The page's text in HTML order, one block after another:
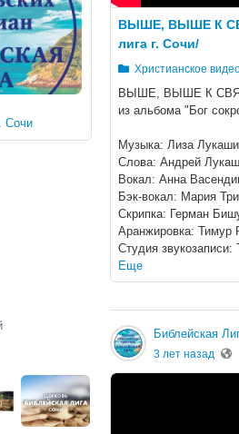
Сочи
ВЫШЕ, ВЫШЕ К
лига г. Сочи/
Христианское
ВЫШЕ, ВЫШЕ К
из альбома "Бог
Музыка: Лиза
Слова: Андрей
Вокал: Анна
Бэк-вокал: Мария
Скрипка: Герман
Аранжировка: Тимур
Студия звукозаписи:
Еще
Библейская
3 лет назад